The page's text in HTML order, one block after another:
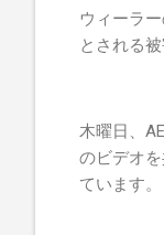
ウィーラ
とされる
木曜日、
のビデオ
ています。